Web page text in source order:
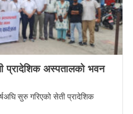
प्रादेशिक अस्पतालको भवन
सुरु गरिएको सेती प्रादेशिक